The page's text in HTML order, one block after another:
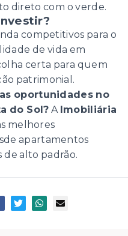
direto com o verde.
competitivos para o
de vida em
certa para quem
patrimonial.
oportunidades no
do Sol? A Imobiliária
melhores
apartamentos
de alto padrão.